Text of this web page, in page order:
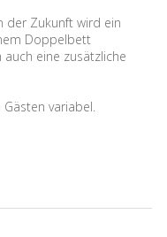
der Zukunft wird ein
Doppelbett
eine zusätzliche
variabel.